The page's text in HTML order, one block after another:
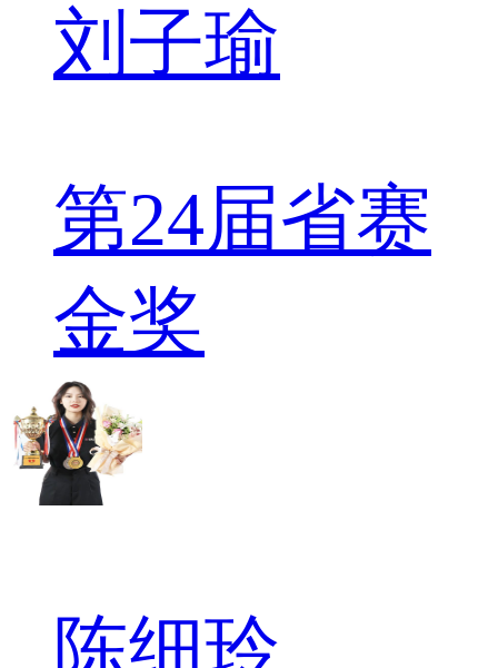
刘子瑜
第24届省赛
金奖
陈细玲